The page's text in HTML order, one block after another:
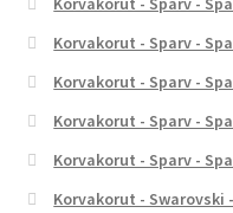
Korvakorut - Sparv -
Korvakorut - Sparv -
Korvakorut - Sparv -
Korvakorut - Sparv -
Korvakorut - Swarovski